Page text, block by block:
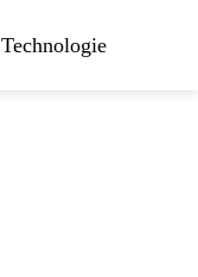
Technologie